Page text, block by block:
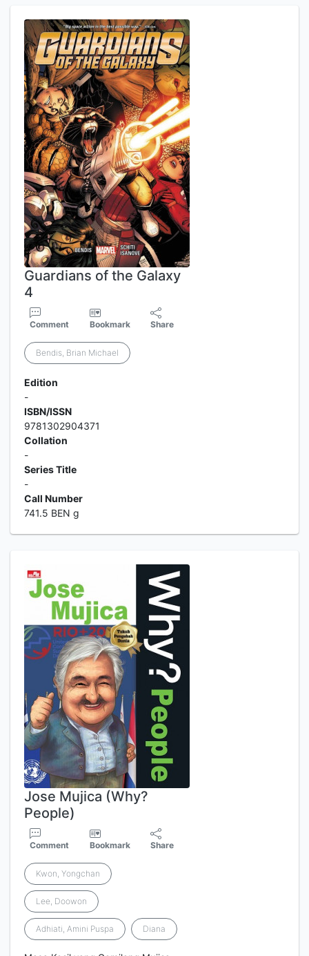
Guardians of the Galaxy
4
Comment Bookmark Share
Bendis, Brian Michael
Edition
-
ISBN/ISSN
9781302904371
Collation
-
Series Title
-
Call Number
741.5 BEN g
Jose Mujica (Why?
People)
Comment Bookmark Share
Kwon, Yongchan
Lee, Doowon
Adhiati, Amini Puspa Diana